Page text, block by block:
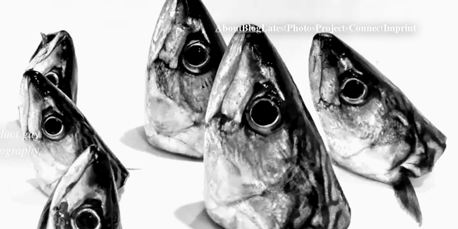
AboutBlogLatestPhotosProjectsConnectImprint
guy